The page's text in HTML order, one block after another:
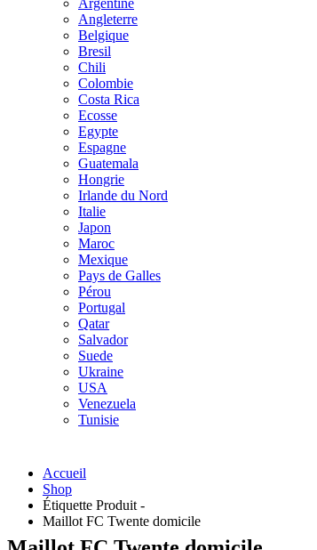
Argentine
Angleterre
Belgique
Bresil
Chili
Colombie
Costa Rica
Ecosse
Egypte
Espagne
Guatemala
Hongrie
Irlande du Nord
Italie
Japon
Maroc
Mexique
Pays de Galles
Pérou
Portugal
Qatar
Salvador
Suede
Ukraine
USA
Venezuela
Tunisie
Accueil
Shop
Étiquette Produit -
Maillot FC Twente domicile